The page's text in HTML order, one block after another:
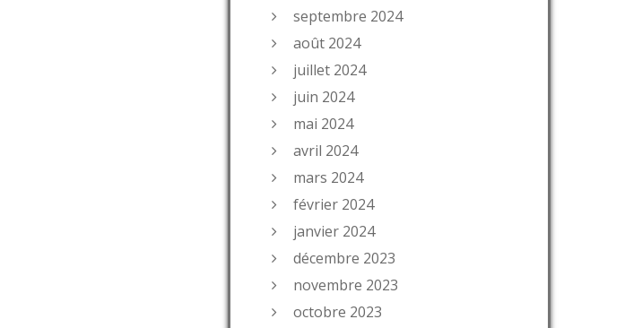
septembre 2024
août 2024
juillet 2024
juin 2024
mai 2024
avril 2024
mars 2024
février 2024
janvier 2024
décembre 2023
novembre 2023
octobre 2023